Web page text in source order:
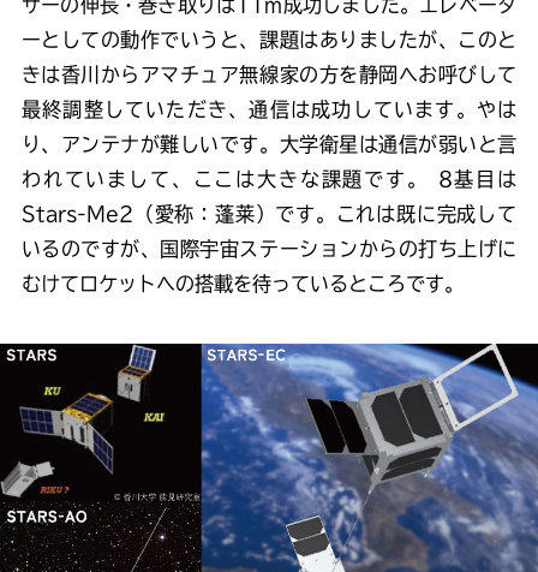
ザーの伸長・巻き取りは11m成功しました。エレベータ
ーとしての動作でいうと、課題はありましたが、このと
きは香川からアマチュア無線家の方を静岡へお呼びして
最終調整していただき、通信は成功しています。やは
り、アンテナが難しいです。大学衛星は通信が弱いと言
われていまして、ここは大きな課題です。 8基目は
Stars-Me2（愛称：蓬莱）です。これは既に完成して
いるのですが、国際宇宙ステーションからの打ち上げに
むけてロケットへの搭載を待っているところです。